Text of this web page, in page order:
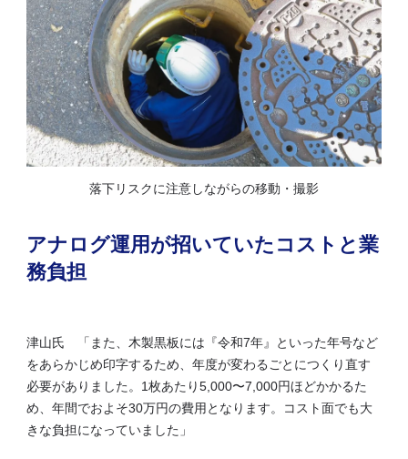
落下リスクに注意しながらの移動・撮影
アナログ運用が招いていたコストと業
務負担
津山氏 「また、木製黒板には『令和7年』といった年号など
をあらかじめ印字するため、年度が変わるごとにつくり直す
必要がありました。1枚あたり5,000〜7,000円ほどかかるた
め、年間でおよそ30万円の費用となります。コスト面でも大
きな負担になっていました」